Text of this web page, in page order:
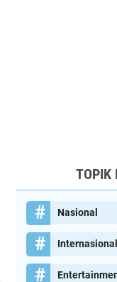
TOPIK
Nasional
Internasional